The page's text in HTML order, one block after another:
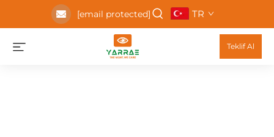
[email protected] TR
Teklif Al